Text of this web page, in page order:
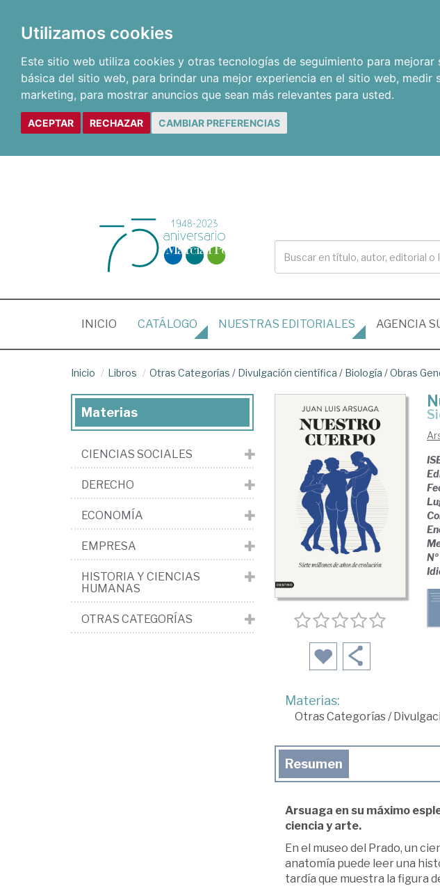
Utilizamos cookies
Este sitio web utiliza cookies y otras tecnologías de seguimiento para
básica del sitio web, para brindar una mejor experiencia en el sitio web, medir
marketing, para mostrar anuncios que sean más relevantes para usted.
ACEPTAR RECHAZAR CAMBIAR PREFERENCIAS
INICIO (CURRENT)
CATÁLOGO NUESTRAS EDITORIALES AGENCIA
Inicio Libros Otras Categorías / Divulgación científica / Biología /Obras
Materias:
Otras Categorías/
Resumen
Arsuaga en su máximo
ciencia y arte.
En el museo del Prado, un
anatomía puede leer una
tardía que muestra la figura
Materias
CIENCIAS SOCIALES
DERECHO
ECONOMÍA
EMPRESA
HISTORIA Y CIENCIAS
HUMANAS
OTRAS CATEGORÍAS